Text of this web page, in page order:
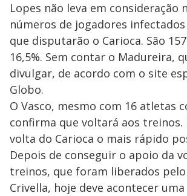
Lopes não leva em consideração
números de jogadores
que disputarão o Carioca. São
16,5%. Sem contar o Madureira,
divulgar, de acordo com o site
Globo.
O Vasco, mesmo com 16 atletas
confirma que voltará aos treinos.
volta do Carioca o mais rápido
Depois de conseguir o apoio da
treinos, que foram liberados
Crivella, hoje deve acontecer